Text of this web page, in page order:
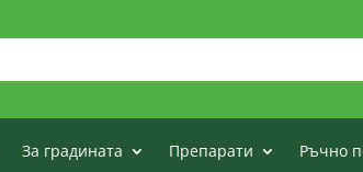
За градината Препарати Ръчно